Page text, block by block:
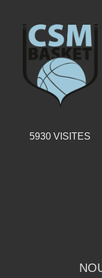
5930 VISITES